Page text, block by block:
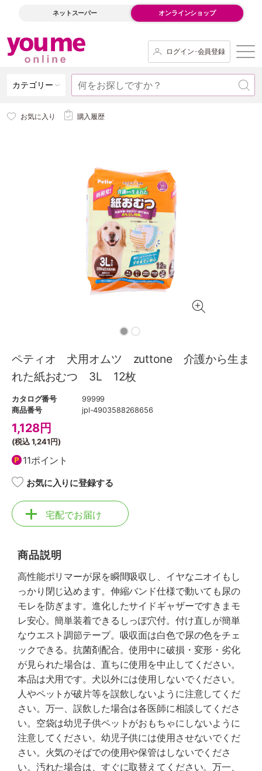
ネットスーパー オンラインショップ
ログイン･会員登録
カテゴリー
お気に入り 購入履歴
ペティオ 犬用オムツ zuttone 介護から生ま
れた紙おむつ 3L 12枚
カタログ番号
99999
商品番号
jpl-4903588268656
1,128円
(税込1,241円)
11ポイント
お気に入りに登録する
宅配でお届け
商品説明
高性能ポリマーが尿を瞬間吸収し、イヤなニオイもし
っかり閉じ込めます。伸縮バンド仕様で動いても尿の
モレを防ぎます。進化したサイドギャザーですきまモ
レ安心。簡単装着できるしっぽ穴付。付け直しが簡単
なウエスト調節テープ。吸収面は白色で尿の色をチェ
ックできる。抗菌剤配合。使用中に破損・変形・劣化
が見られた場合は、直ちに使用を中止してください。
本品は犬用です。犬以外には使用しないでください。
人やペットが破片等を誤飲しないように注意してくだ
さい。万一、誤飲した場合は各医師に相談してくださ
い。空袋は幼児子供ペットがおもちゃにしないように
注意してください。幼児子供には使用させないでくだ
さい。火気のそばでの使用や保管はしないでくださ
い。汚れた場合は、すぐに取替えてください。万一、